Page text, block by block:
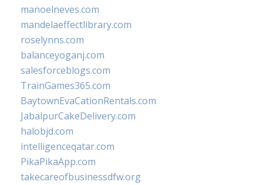
manoelneves.com
mandelaeffectlibrary.com
roselynns.com
balanceyoganj.com
salesforceblogs.com
TrainGames365.com
BaytownEvaCationRentals.com
JabalpurCakeDelivery.com
halobjd.com
intelligenceqatar.com
PikaPikaApp.com
takecareofbusinessdfw.org